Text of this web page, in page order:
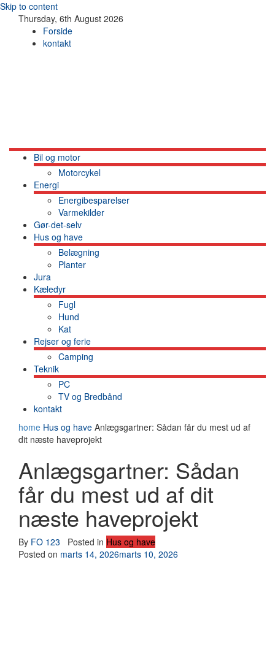
Skip to content
Thursday, 6th August 2026
Forside
kontakt
Bil og motor
Motorcykel
Energi
Energibesparelser
Varmekilder
Gør-det-selv
Hus og have
Belægning
Planter
Jura
Kæledyr
Fugl
Hund
Kat
Rejser og ferie
Camping
Teknik
PC
TV og Bredbånd
kontakt
home Hus og have Anlægsgartner: Sådan får du mest ud af
dit næste haveprojekt
Anlægsgartner: Sådan
får du mest ud af dit
næste haveprojekt
By FO 123 Posted in Hus og have
Posted on marts 14, 2026marts 10, 2026